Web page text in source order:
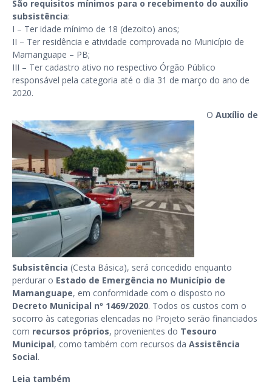
São requisitos mínimos para o recebimento do auxílio
subsistência:
I – Ter idade mínimo de 18 (dezoito) anos;
II – Ter residência e atividade comprovada no Município de
Mamanguape – PB;
III – Ter cadastro ativo no respectivo Órgão Público
responsável pela categoria até o dia 31 de março do ano de
2020.
O Auxílio de
Subsistência (Cesta Básica), será concedido enquanto
perdurar o Estado de Emergência no Município de
Mamanguape, em conformidade com o disposto no
Decreto Municipal nº 1469/2020. Todos os custos com o
socorro às categorias elencadas no Projeto serão financiados
com recursos próprios, provenientes do Tesouro
Municipal, como também com recursos da Assistência
Social.
Leia também